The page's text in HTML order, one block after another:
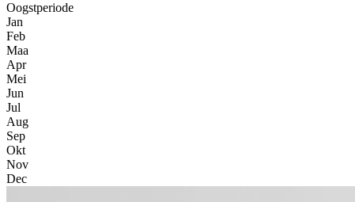
Oogstperiode
Jan
Feb
Maa
Apr
Mei
Jun
Jul
Aug
Sep
Okt
Nov
Dec